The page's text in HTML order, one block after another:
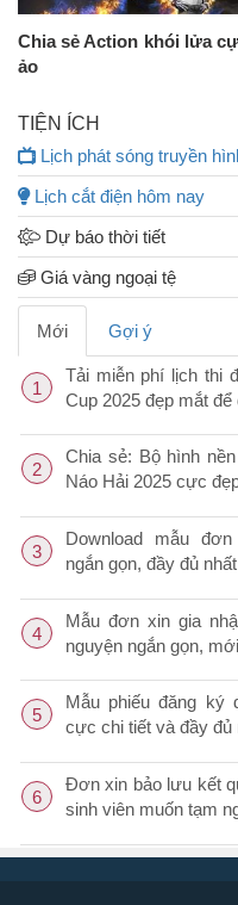
Chia sẻ Action khói lửa
ảo
TIỆN ÍCH
Lịch phát sóng truyền
Lịch cắt điện hôm nay
Dự báo thời tiết
Giá vàng ngoại tệ
Mới Gợi ý
1
Tải miễn phí lịch thi
Cup 2025 đẹp mắt
2
Chia sẻ: Bộ hình
Náo Hải 2025 cực
3
Download mẫu
ngắn gọn, đầy đủ nhất
4
Mẫu đơn xin gia
nguyện ngắn gọn,
5
Mẫu phiếu đăng ký
cực chi tiết và đầy đủ
6
Đơn xin bảo lưu kết
sinh viên muốn tạm